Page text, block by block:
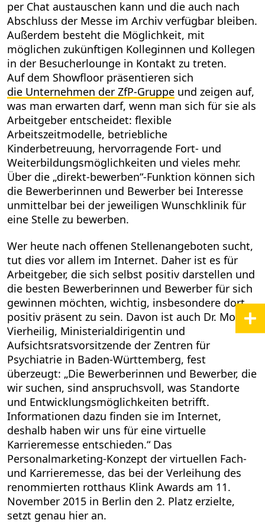
per Chat austauschen kann und die auch nach
Abschluss der Messe im Archiv verfügbar bleiben.
Außerdem besteht die Möglichkeit, mit
möglichen zukünftigen Kolleginnen und Kollegen
in der Besucherlounge in Kontakt zu treten.
Auf dem Showfloor präsentieren sich
die Unternehmen der ZfP-Gruppe und zeigen auf,
was man erwarten darf, wenn man sich für sie als
Arbeitgeber entscheidet: flexible
Arbeitszeitmodelle, betriebliche
Kinderbetreuung, hervorragende Fort- und
Weiterbildungsmöglichkeiten und vieles mehr.
Über die „direkt-bewerben“-Funktion können sich
die Bewerberinnen und Bewerber bei Interesse
unmittelbar bei der jeweiligen Wunschklinik für
eine Stelle zu bewerben.
Wer heute nach offenen Stellenangeboten sucht,
tut dies vor allem im Internet. Daher ist es für
Arbeitgeber, die sich selbst positiv darstellen und
die besten Bewerberinnen und Bewerber für sich
gewinnen möchten, wichtig, insbesondere dort
positiv präsent zu sein. Davon ist auch Dr. Monika
Vierheilig, Ministerialdirigentin und
Aufsichtsratsvorsitzende der Zentren für
Psychiatrie in Baden-Württemberg, fest
überzeugt: „Die Bewerberinnen und Bewerber, die
wir suchen, sind anspruchsvoll, was Standorte
und Entwicklungsmöglichkeiten betrifft.
Informationen dazu finden sie im Internet,
deshalb haben wir uns für eine virtuelle
Karrieremesse entschieden.“ Das
Personalmarketing-Konzept der virtuellen Fach-
und Karrieremesse, das bei der Verleihung des
renommierten rotthaus Klink Awards am 11.
November 2015 in Berlin den 2. Platz erzielte,
setzt genau hier an.